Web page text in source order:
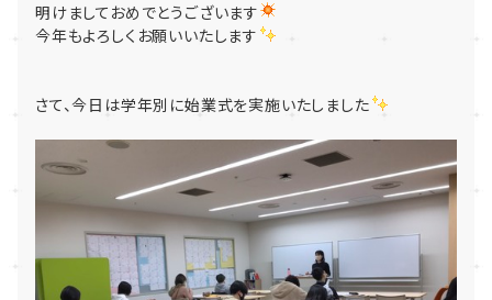
明けましておめでとうございます
今年もよろしくお願いいたします
さて、今日は学年別に始業式を実施いたしました